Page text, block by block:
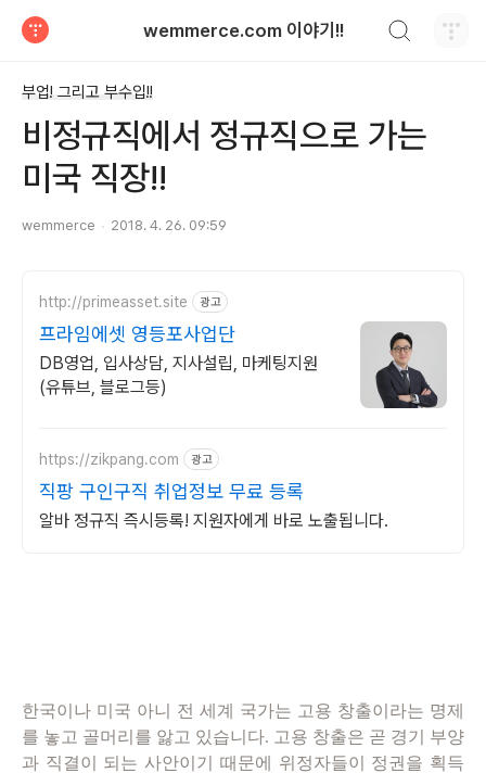
wemmerce.com 이야기!!
부업! 그리고 부수입!!
비정규직에서 정규직으로 가는
미국 직장!!
wemmerce 2018. 4. 26. 09:59
http://primeasset.site 광고
프라임에셋 영등포사업단
DB영업, 입사상담, 지사설립, 마케팅지원
(유튜브, 블로그등)
https://zikpang.com 광고
직팡 구인구직 취업정보 무료 등록
알바 정규직 즉시등록! 지원자에게 바로 노출됩니다.
한국이나 미국 아니 전 세계 국가는 고용 창출이라는 명제
를 놓고 골머리를 앓고 있습니다. 고용 창출은 곧 경기 부양
과 직결이 되는 사안이기 때문에 위정자들이 정권을 획득